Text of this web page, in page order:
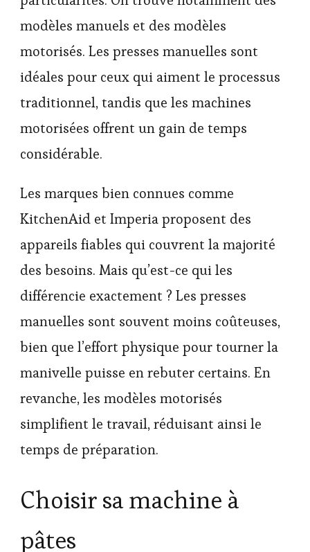
modèles manuels et des modèles
motorisés. Les presses manuelles sont
idéales pour ceux qui aiment le processus
traditionnel, tandis que les machines
motorisées offrent un gain de temps
considérable.
Les marques bien connues comme
KitchenAid et Imperia proposent des
appareils fiables qui couvrent la majorité
des besoins. Mais qu’est-ce qui les
différencie exactement ? Les presses
manuelles sont souvent moins coûteuses,
bien que l’effort physique pour tourner la
manivelle puisse en rebuter certains. En
revanche, les modèles motorisés
simplifient le travail, réduisant ainsi le
temps de préparation.
Choisir sa machine à
pâtes